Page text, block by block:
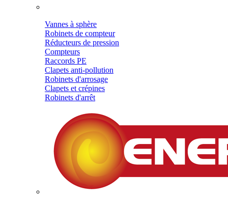
Vannes à sphère
Robinets de compteur
Réducteurs de pression
Compteurs
Raccords PE
Clapets anti-pollution
Robinets d'arrosage
Clapets et crépines
Robinets d'arrêt